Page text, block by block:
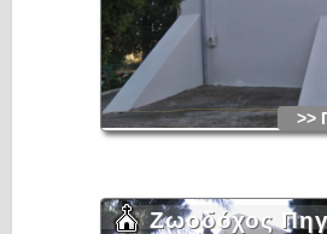
>>
Ζωοδόχος